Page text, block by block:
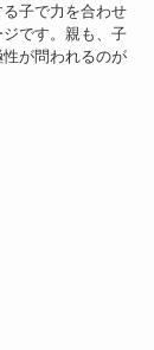
子で力を合わせ
です。親も、子
が問われるのが